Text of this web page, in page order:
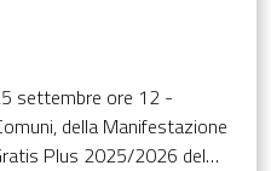
settembre ore 12 -
della Manifestazione
Plus 2025/2026 del